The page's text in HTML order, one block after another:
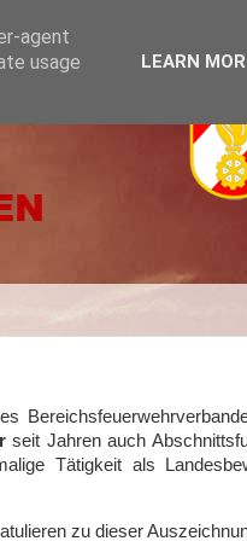
seit Jahren auch
Tätigkeit als
zu dieser
agent
usage
LEARN